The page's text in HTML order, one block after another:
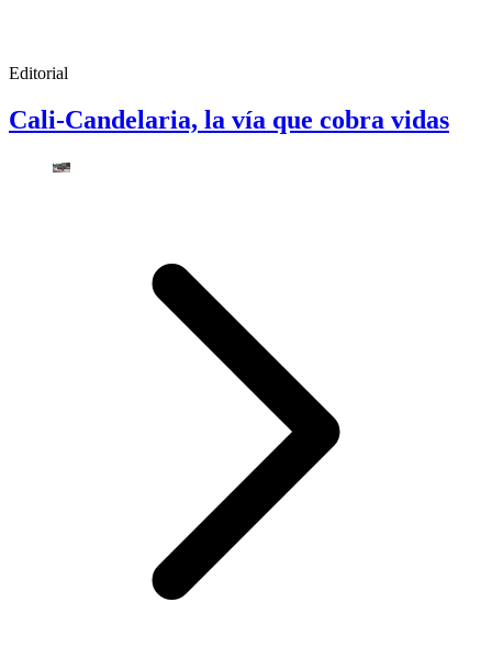
Editorial
Cali-Candelaria, la vía que cobra vidas